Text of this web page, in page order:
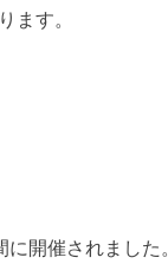
す。
開催されました。